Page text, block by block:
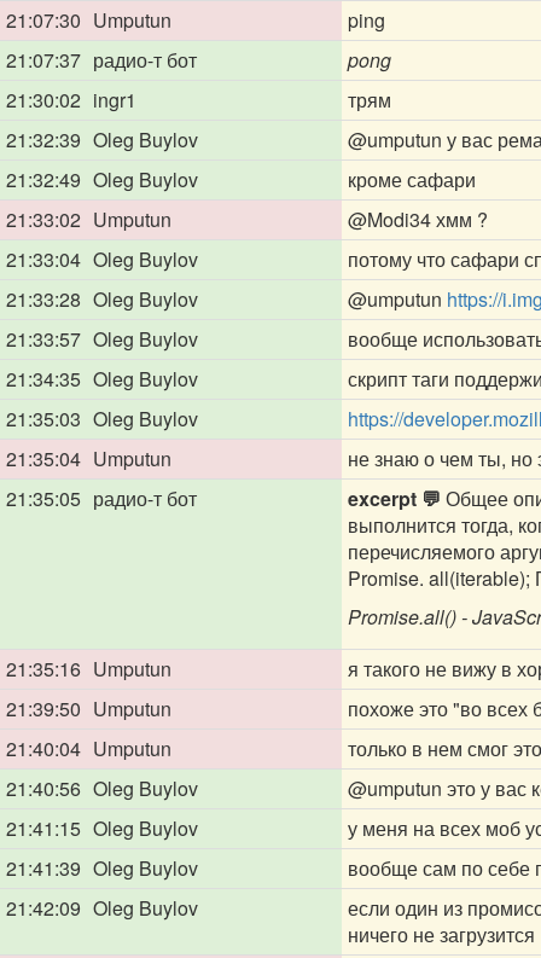
21:07:30 Umputun
ping
21:07:37 радио-т бот
pong
21:30:02 ingr1
трям
21:32:39 Oleg Buylov @umputun у вас
21:32:49 Oleg Buylov
кроме сафари
21:33:02 Umputun @Modi34хмм ?
21:33:04 Oleg Buylov
потому что сафари
21:33:28 Oleg Buylov @umputun https://
21:33:57 Oleg Buylov
вообще
21:34:35 Oleg Buylov
скрипт таги
21:35:03 Oleg Buylov
https://
21:35:04 Umputun
не знаю о чем ты, но
21:35:05 радио-т бот excerpt 💬 Общее
выполнится тогда,
перечисляемого
Promise.
Promise.all() -
21:35:16 Umputun
я такого не вижу в
21:39:50 Umputun
похоже это "во
21:40:04 Umputun
только в нем смог
21:40:56 Oleg Buylov @umputun это у вас
21:41:15 Oleg Buylov
у меня на всех моб
21:41:39 Oleg Buylov
вообще сам по себе
21:42:09 Oleg Buylov
если один из
ничего не загрузится